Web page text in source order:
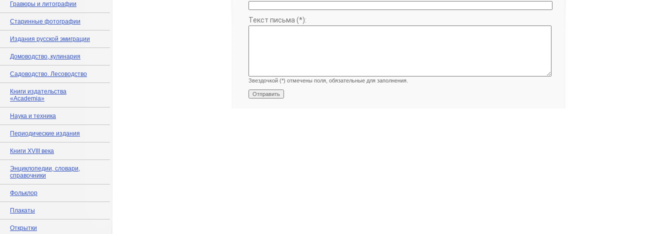
Гравюры и литографии
Старинные фотографии
Издания русской эмиграции
Домоводство, кулинария
Садоводство. Лесоводство
Книги издательства
«Academia»
Наука и техника
Периодические издания
Книги XVIII века
Энциклопедии, словари,
справочники
Фольклор
Плакаты
Открытки
Текст письма (*):
Звездочкой (*) отмечены поля, обязательные для заполнения.